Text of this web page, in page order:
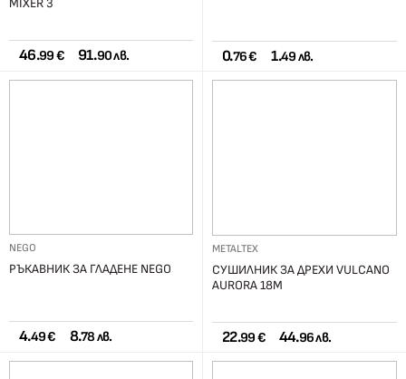
MIXER 3
46.99 € 91.90 лв. 0.76 € 1.49 лв.
NEGO
РЪКАВНИК ЗА ГЛАДЕНЕ NEGO
4.49 € 8.78 лв.
METALTEX
СУШИЛНИК ЗА ДРЕХИ VULCANO
AURORA 18М
22.99 € 44.96 лв.